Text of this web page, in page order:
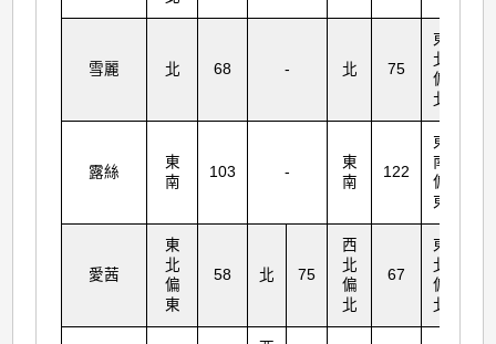
雪麗 北 68 - 北 75
東
北
偏
北
露絲
東
南
103 -
東
南
122
東
南
偏
東
愛茜
東
北
偏
東
58 北 75
西
北
偏
北
67
東
北
偏
北